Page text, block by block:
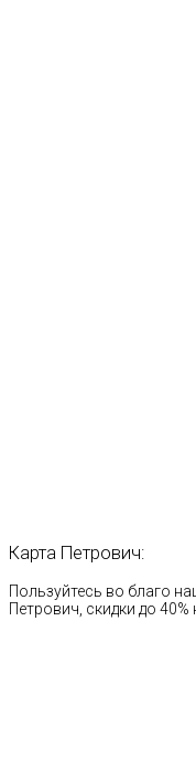
Карта Петрович:
Пользуйтесь во благо
Петрович, скидки до 40%